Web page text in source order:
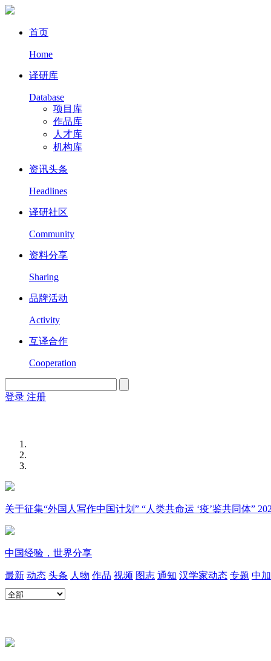
首页
Home
译研库
Database
项目库
作品库
人才库
机构库
资讯头条
Headlines
译研社区
Community
资料分享
Sharing
品牌活动
Activity
互译合作
Cooperation
登录 注册
关于征集“外国人写作中国计划” “人类共命运 ‘疫’鉴共同体”
中国经验，世界分享
最新 动态 头条 人物 作品 视频 图志 通知 汉学家动态 专题 中